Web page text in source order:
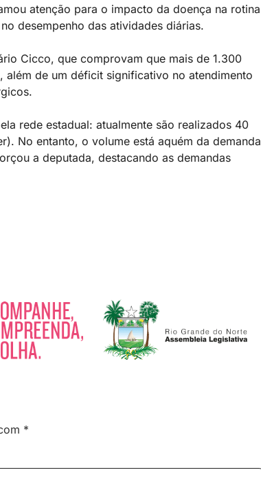
atenção para o impacto da doença na rotina
desempenho das atividades diárias.
Cicco, que comprovam que mais de 1.300
de um déficit significativo no atendimento
rede estadual: atualmente são realizados 40
No entanto, o volume está aquém da demanda
a deputada, destacando as demandas
*